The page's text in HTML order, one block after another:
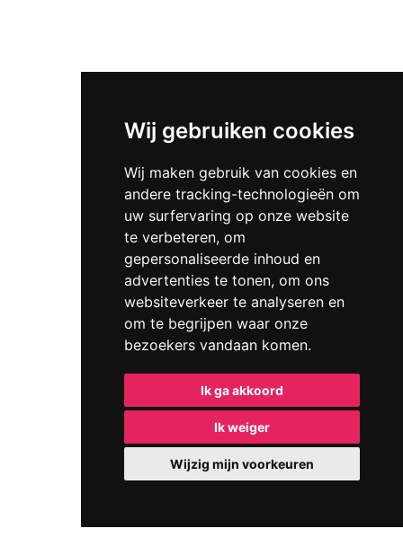
Wij gebruiken cookies
Wij maken gebruik van cookies en
andere tracking-technologieën om
uw surfervaring op onze website
te verbeteren, om
gepersonaliseerde inhoud en
advertenties te tonen, om ons
websiteverkeer te analyseren en
om te begrijpen waar onze
bezoekers vandaan komen.
Ik ga akkoord
Ik weiger
Wijzig mijn voorkeuren